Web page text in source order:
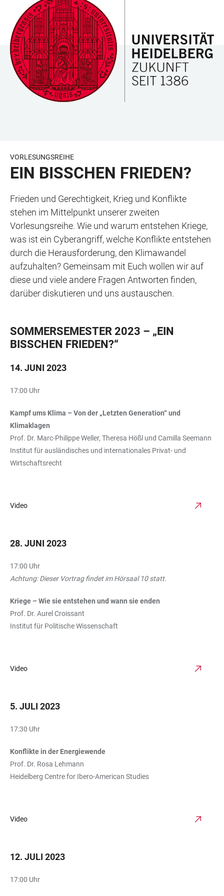
LINKS
ZUR
BARRIEREFREIHEIT
ZUM
HAUPTINHALT
HAUPTNAVIGATION
ÖFFNEN
WEBSEITENSUCHE
ÖFFNEN
VORLESUNGSREIHE
EIN BISSCHEN FRIEDEN?
Frieden und Gerechtigkeit, Krieg und Konflikte
stehen im Mittelpunkt unserer zweiten
Vorlesungsreihe. Wie und warum entstehen Kriege,
was ist ein Cyberangriff, welche Konflikte entstehen
durch die Herausforderung, den Klimawandel
aufzuhalten? Gemeinsam mit Euch wollen wir auf
diese und viele andere Fragen Antworten finden,
darüber diskutieren und uns austauschen.
SOMMERSEMESTER 2023 – „EIN
BISSCHEN FRIEDEN?“
14. JUNI 2023
17:00 Uhr
Kampf ums Klima – Von der „Letzten Generation“ und
Klimaklagen
Prof. Dr. Marc-Philippe Weller, Theresa Hößl und Camilla Seemann
Institut für ausländisches und internationales Privat- und
Wirtschaftsrecht
Video
28. JUNI 2023
17:00 Uhr
Achtung: Dieser Vortrag findet im Hörsaal 10 statt.
Kriege – Wie sie entstehen und wann sie enden
Prof. Dr. Aurel Croissant
Institut für Politische Wissenschaft
Video
5. JULI 2023
17:30 Uhr
Konflikte in der Energiewende
Prof. Dr. Rosa Lehmann
Heidelberg Centre for Ibero-American Studies
Video
12. JULI 2023
17:00 Uhr